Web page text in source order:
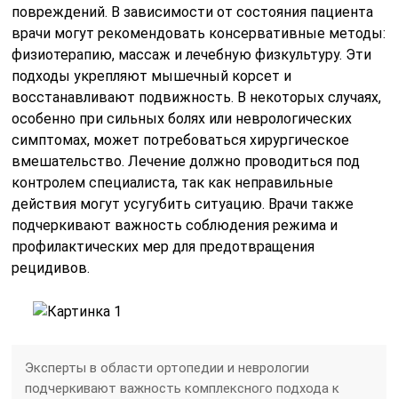
повреждений. В зависимости от состояния пациента
врачи могут рекомендовать консервативные методы:
физиотерапию, массаж и лечебную физкультуру. Эти
подходы укрепляют мышечный корсет и
восстанавливают подвижность. В некоторых случаях,
особенно при сильных болях или неврологических
симптомах, может потребоваться хирургическое
вмешательство. Лечение должно проводиться под
контролем специалиста, так как неправильные
действия могут усугубить ситуацию. Врачи также
подчеркивают важность соблюдения режима и
профилактических мер для предотвращения
рецидивов.
Эксперты в области ортопедии и неврологии
подчеркивают важность комплексного подхода к